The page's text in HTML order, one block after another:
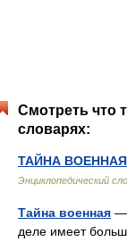
Смотреть что
словарях:
ТАЙНА ВОЕННАЯ
Энциклопедический
Тайна военная —
деле имеет